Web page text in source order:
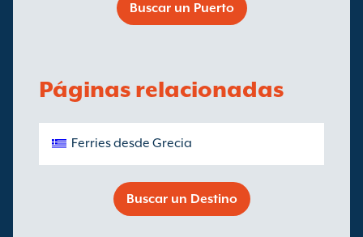
Buscar un Puerto
Páginas relacionadas
Ferries desde Grecia
Buscar un Destino